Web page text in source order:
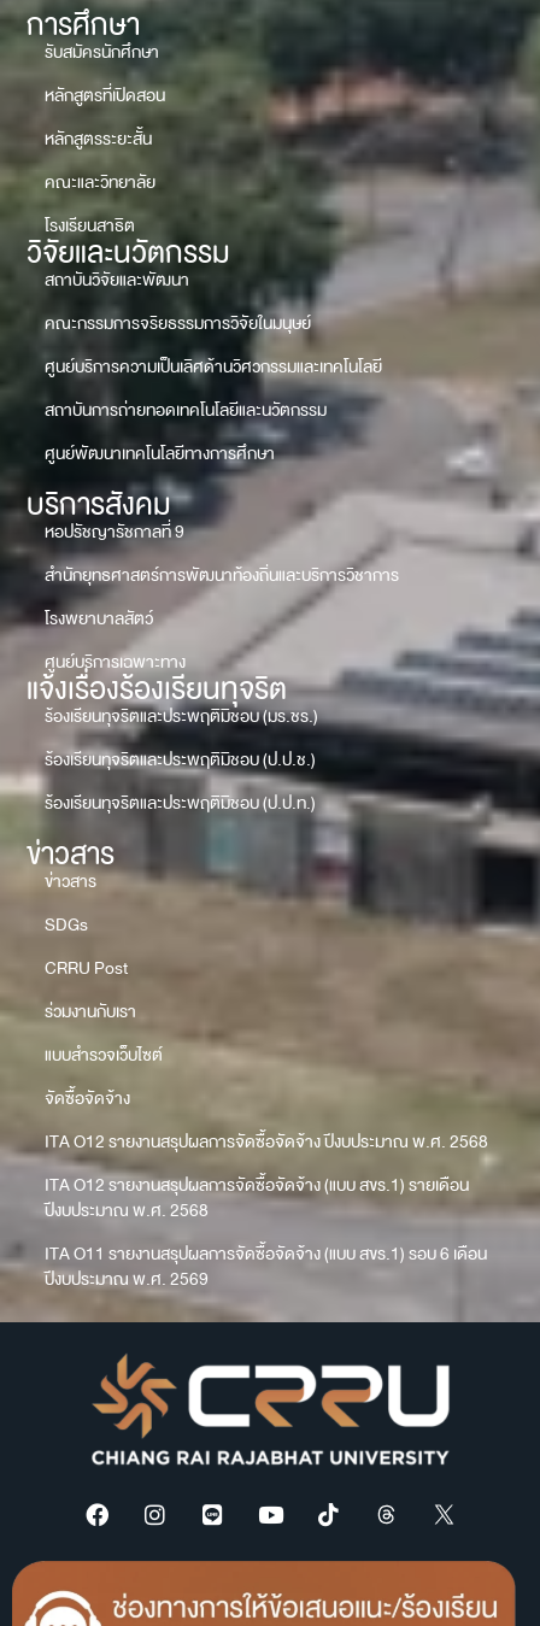
การศึกษา
รับสมัครนักศึกษา
หลักสูตรที่เปิดสอน
หลักสูตรระยะสั้น
คณะและวิทยาลัย
โรงเรียนสาธิต
วิจัยและนวัตกรรม
สถาบันวิจัยและพัฒนา
คณะกรรมการจริยธรรมการวิจัยในมนุษย์
ศูนย์บริการความเป็นเลิศด้านวิศวกรรมและเทคโนโลยี
สถาบันการถ่ายทอดเทคโนโลยีและนวัตกรรม
ศูนย์พัฒนาเทคโนโลยีทางการศึกษา
บริการสังคม
หอปรัชญารัชกาลที่ 9
สำนักยุทธศาสตร์การพัฒนาท้องถิ่นและบริการวิชาการ
โรงพยาบาลสัตว์
ศูนย์บริการเฉพาะทาง
แจ้งเรื่องร้องเรียนทุจริต
ร้องเรียนทุจริตและประพฤติมิชอบ (มร.ชร.)
ร้องเรียนทุจริตและประพฤติมิชอบ (ป.ป.ช.)
ร้องเรียนทุจริตและประพฤติมิชอบ (ป.ป.ท.)
ข่าวสาร
ข่าวสาร
SDGs
CRRU Post
ร่วมงานกับเรา
แบบสำรวจเว็บไซต์
จัดซื้อจัดจ้าง
ITA O12 รายงานสรุปผลการจัดซื้อจัดจ้าง ปีงบประมาณ พ.ศ. 2568
ITA O12 รายงานสรุปผลการจัดซื้อจัดจ้าง (แบบ สขร.1) รายเดือน
ปีงบประมาณ พ.ศ. 2568
ITA O11 รายงานสรุปผลการจัดซื้อจัดจ้าง (แบบ สขร.1) รอบ 6 เดือน
ปีงบประมาณ พ.ศ. 2569